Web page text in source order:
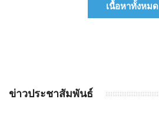
เนื้อหาทั้งหมด
ข่าวประชาสัมพันธ์